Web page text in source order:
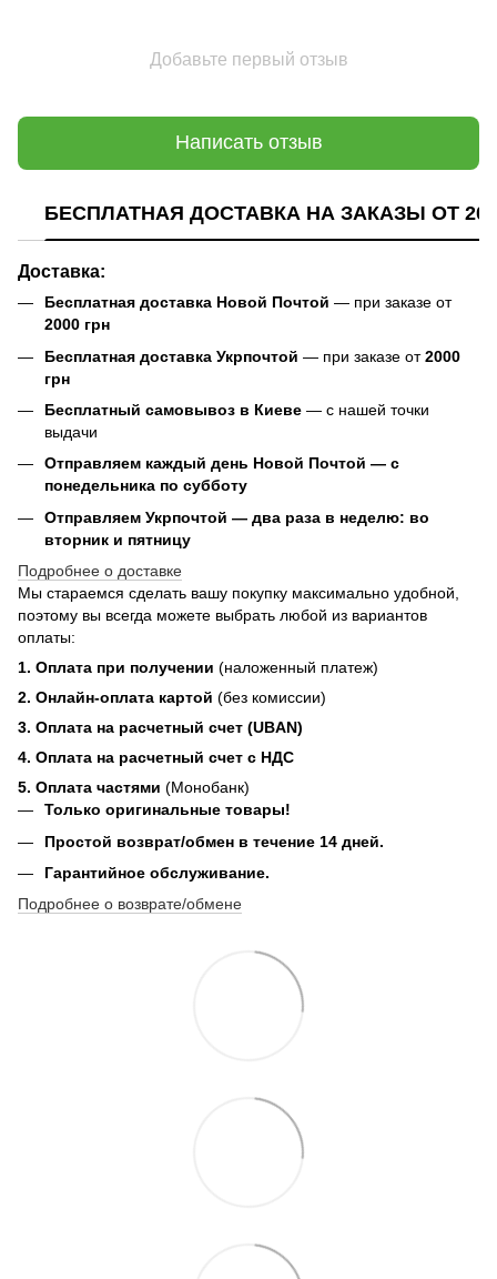
Добавьте первый отзыв
Написать отзыв
БЕСПЛАТНАЯ ДОСТАВКА НА ЗАКАЗЫ ОТ
Доставка:
Бесплатная доставка Новой Почтой — при заказе от
2000 грн
Бесплатная доставка Укрпочтой — при заказе от2000
грн
Бесплатный самовывоз в Киеве — с нашей точки
выдачи
Отправляем каждый день Новой Почтой — с
понедельника по субботу
Отправляем Укрпочтой — два раза в неделю: во
вторник и пятницу
Подробнее о доставке
Мы стараемся сделать вашу покупку максимально удобной,
поэтому вы всегда можете выбрать любой из вариантов
оплаты:
1. Оплата при получении (наложенный платеж)
2. Онлайн-оплата картой (без комиссии)
3. Оплата на расчетный счет (UBAN)
4. Оплата на расчетный счет с НДС
5. Оплата частями (Монобанк)
Только оригинальные товары!
Простой возврат/обмен в течение 14 дней.
Гарантийное обслуживание.
Подробнее о возврате/обмене